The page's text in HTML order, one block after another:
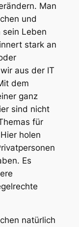
Man
und
sein Leben
stark an
aus der IT
dem
ganz
sind nicht
für
holen
Es
natürlich